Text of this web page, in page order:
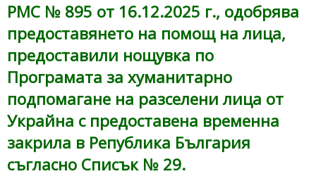
РМС № 895 от 16.12.2025 г., одобрява
предоставянето на помощ на лица,
предоставили нощувка по
Програмата за хуманитарно
подпомагане на разселени лица от
Украйна с предоставена временна
закрила в Република България
съгласно Списък № 29.